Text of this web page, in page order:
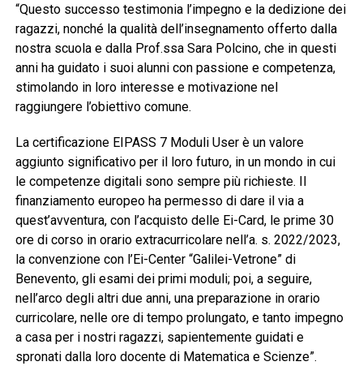
“Questo successo testimonia l’impegno e la dedizione dei
ragazzi, nonché la qualità dell’insegnamento offerto dalla
nostra scuola e dalla Prof.ssa Sara Polcino, che in questi
anni ha guidato i suoi alunni con passione e competenza,
stimolando in loro interesse e motivazione nel
raggiungere l’obiettivo comune.
La certificazione EIPASS 7 Moduli User è un valore
aggiunto significativo per il loro futuro, in un mondo in cui
le competenze digitali sono sempre più richieste. Il
finanziamento europeo ha permesso di dare il via a
quest’avventura, con l’acquisto delle Ei-Card, le prime 30
ore di corso in orario extracurricolare nell’a. s. 2022/2023,
la convenzione con l’Ei-Center “Galilei-Vetrone” di
Benevento, gli esami dei primi moduli; poi, a seguire,
nell’arco degli altri due anni, una preparazione in orario
curricolare, nelle ore di tempo prolungato, e tanto impegno
a casa per i nostri ragazzi, sapientemente guidati e
spronati dalla loro docente di Matematica e Scienze”.